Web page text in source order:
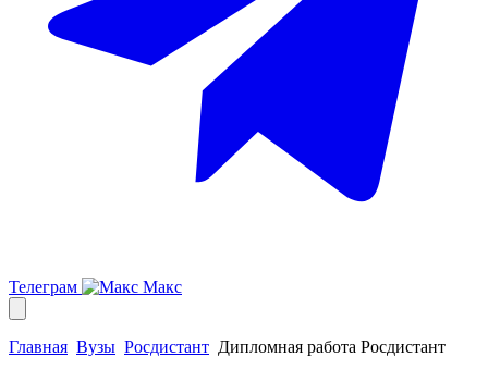
Телеграм Макс
Главная Вузы Росдистант Дипломная работа Росдистант